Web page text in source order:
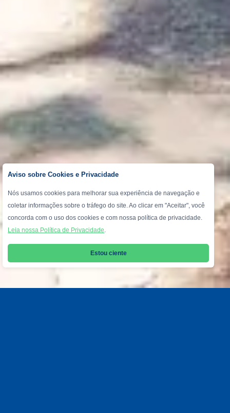
Aviso sobre Cookies e Privacidade
Nós usamos cookies para melhorar sua experiência de navegação e
coletar informações sobre o tráfego do site. Ao clicar em "Aceitar", você
concorda com o uso dos cookies e com nossa política de privacidade.
Leia nossa Política de Privacidade.
Estou ciente